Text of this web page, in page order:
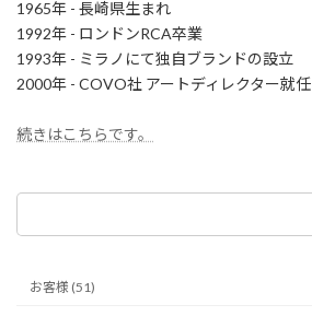
1965年 - 長崎県生まれ
1992年 - ロンドンRCA卒業
1993年 - ミラノにて独自ブランドの設立
2000年 - COVO社 アートディレクター就任
続きはこちらです。
お客様 (51)